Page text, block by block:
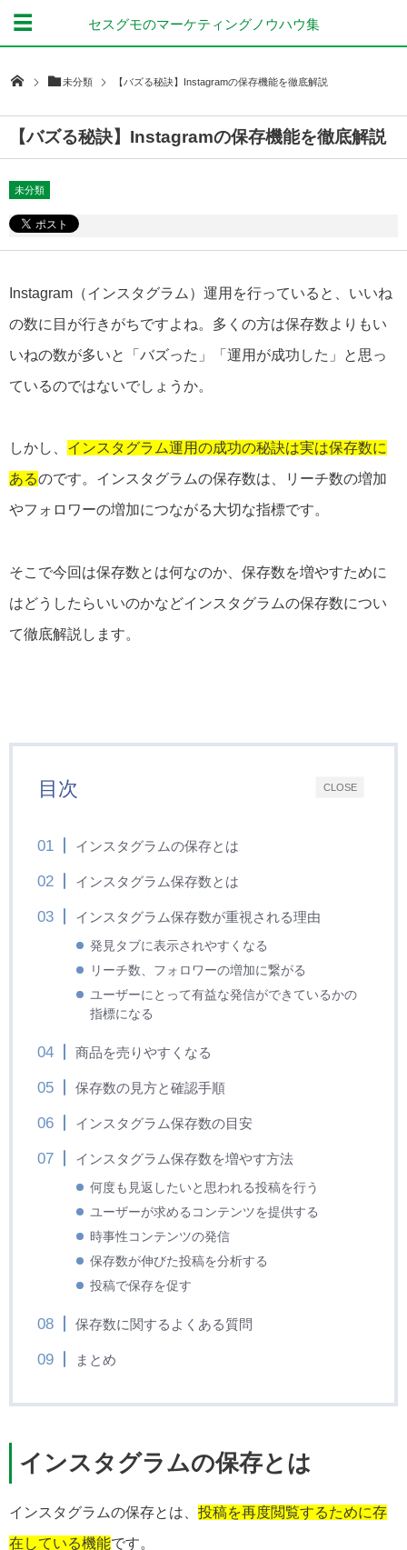
セスグモのマーケティングノウハウ集
未分類 【バズる秘訣】Instagramの保存機能を徹底解説
【バズる秘訣】Instagramの保存機能を徹底解説
未分類
Instagram（インスタグラム）運用を行っていると、いいね
の数に目が行きがちですよね。多くの方は保存数よりもい
いねの数が多いと「バズった」「運用が成功した」と思っ
ているのではないでしょうか。
しかし、 インスタグラム運用の成功の秘訣は実は保存数に
あるのです。インスタグラムの保存数は、リーチ数の増加
やフォロワーの増加につながる大切な指標です。
そこで今回は保存数とは何なのか、保存数を増やすために
はどうしたらいいのかなどインスタグラムの保存数につい
て徹底解説します。
CLOSE
目次
インスタグラムの保存とは
インスタグラム保存数とは
インスタグラム保存数が重視される理由
発見タブに表示されやすくなる
リーチ数、フォロワーの増加に繋がる
ユーザーにとって有益な発信ができているかの
指標になる
商品を売りやすくなる
保存数の見方と確認手順
インスタグラム保存数の目安
インスタグラム保存数を増やす方法
何度も見返したいと思われる投稿を行う
ユーザーが求めるコンテンツを提供する
時事性コンテンツの発信
保存数が伸びた投稿を分析する
投稿で保存を促す
保存数に関するよくある質問
まとめ
インスタグラムの保存とは
インスタグラムの保存とは、 投稿を再度閲覧するために存
在している機能です。